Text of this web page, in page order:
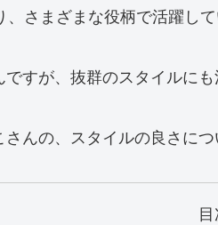
さまざまな役柄で活躍して
すが、抜群のスタイルにも
んの、スタイルの良さにつ